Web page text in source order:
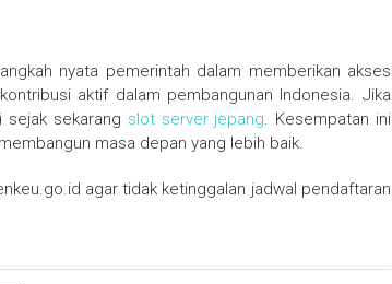
nyata pemerintah dalam memberikan akses
aktif dalam pembangunan Indonesia. Jika
sejak sekarang slot server jepang. Kesempatan ini
masa depan yang lebih baik.
agar tidak ketinggalan jadwal pendaftaran